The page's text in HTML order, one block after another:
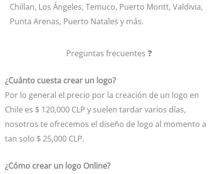
Chillan, Los Ángeles, Temuco, Puerto Montt, Valdivia,
Punta Arenas, Puerto Natales y más.
Preguntas frecuentes ❓
¿Cuánto cuesta crear un logo?
Por lo general el precio por la creación de un logo en
Chile es $ 120,000 CLP y suelen tardar varios días,
nosotros te ofrecemos el diseño de logo al momento a
tan solo $ 25,000 CLP.
¿Cómo crear un logo Online?